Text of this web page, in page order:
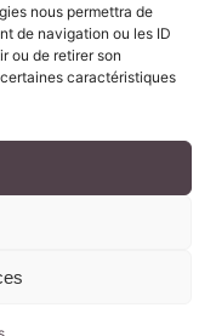
nous permettra de
de navigation ou les ID
ou de retirer son
caractéristiques